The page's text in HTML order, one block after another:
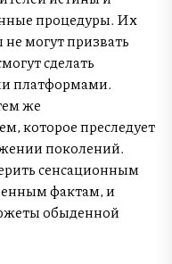
процедуры. Их
могут призвать
сделать
платформами.
же
которое преследует
поколений.
сенсационным
фактам, и
обыденной